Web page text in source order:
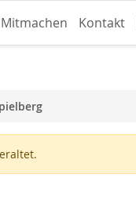
Mitmachen Kontakt